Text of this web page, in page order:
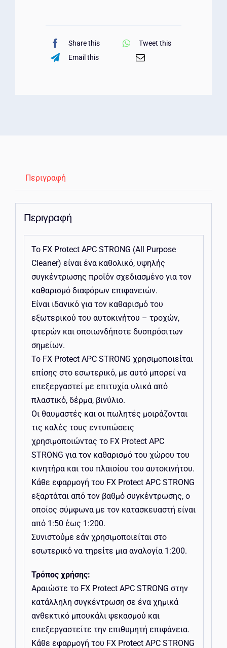
Share this
Tweet this
Email this
Περιγραφή
Περιγραφή
Το FX Protect APC STRONG (All Purpose
Cleaner) είναι ένα καθολικό, υψηλής
συγκέντρωσης προϊόν σχεδιασμένο για τον
καθαρισμό διαφόρων επιφανειών.
Είναι ιδανικό για τον καθαρισμό του
εξωτερικού του αυτοκινήτου – τροχών,
φτερών και οποιωνδήποτε δυσπρόσιτων
σημείων.
Το FX Protect APC STRONG χρησιμοποιείται
επίσης στο εσωτερικό, με αυτό μπορεί να
επεξεργαστεί με επιτυχία υλικά από
πλαστικό, δέρμα, βινύλιο.
Οι θαυμαστές και οι πωλητές μοιράζονται
τις καλές τους εντυπώσεις
χρησιμοποιώντας το FX Protect APC
STRONG για τον καθαρισμό του χώρου του
κινητήρα και του πλαισίου του αυτοκινήτου.
Κάθε εφαρμογή του FX Protect APC STRONG
εξαρτάται από τον βαθμό συγκέντρωσης, ο
οποίος σύμφωνα με τον κατασκευαστή είναι
από 1:50 έως 1:200.
Συνιστούμε εάν χρησιμοποιείται στο
εσωτερικό να τηρείτε μια αναλογία 1:200.
Τρόπος χρήσης:
Αραιώστε το FX Protect APC STRONG στην
κατάλληλη συγκέντρωση σε ένα χημικά
ανθεκτικό μπουκάλι ψεκασμού και
επεξεργαστείτε την επιθυμητή επιφάνεια.
Κάθε εφαρμογή του FX Protect APC STRONG